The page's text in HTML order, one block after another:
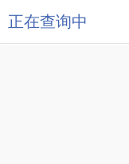
正在查询中